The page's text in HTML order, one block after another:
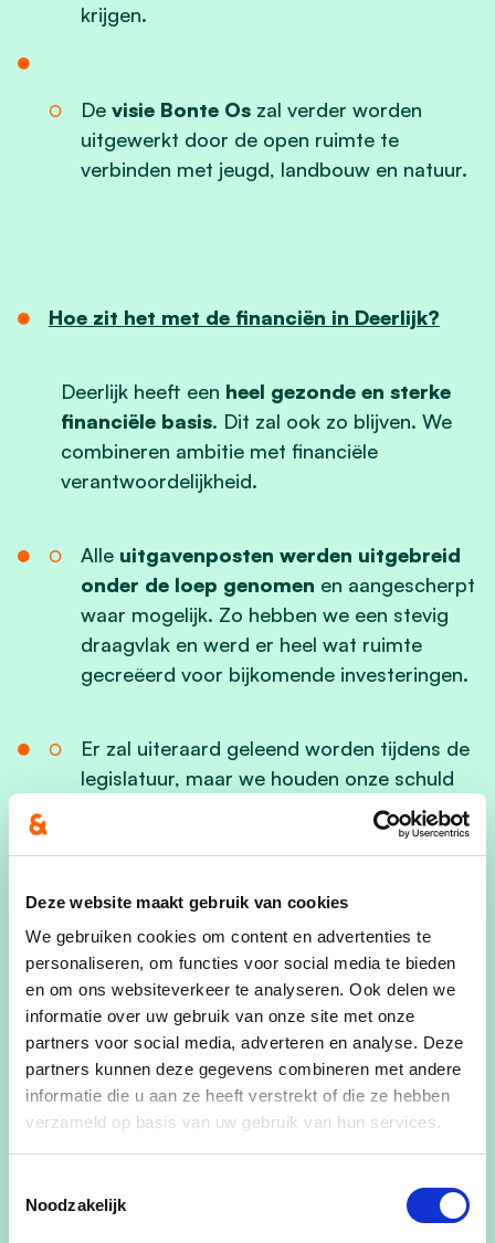
Deze website maakt gebruik van cookies
We gebruiken cookies om content en advertenties te
personaliseren, om functies voor social media te bieden
en om ons websiteverkeer te analyseren. Ook delen we
informatie over uw gebruik van onze site met onze
partners voor social media, adverteren en analyse. Deze
partners kunnen deze gegevens combineren met andere
informatie die u aan ze heeft verstrekt of die ze hebben
verzameld op basis van uw gebruik van hun services.
Noodzakelijk
krijgen.
De visie Bonte Oszal verder worden
uitgewerkt door de open ruimte te
verbinden met jeugd, landbouw en natuur.
Hoe zit het met de financiën in Deerlijk?
Deerlijk heeft een heel gezonde en sterke
financiële basis. Dit zal ook zo blijven. We
combineren ambitie met financiële
verantwoordelijkheid.
Alle uitgavenposten werden uitgebreid
onder de loep genomen en aangescherpt
waar mogelijk. Zo hebben we een stevig
draagvlak en werd er heel wat ruimte
gecreëerd voor bijkomende investeringen.
Er zal uiteraard geleend worden tijdens de
legislatuur, maar we houden onze schuld
onder de 1000 euro per inwoner. De
onder
gemiddelde van de Vlaamse steden en
gemeenten.
Ook de structurele draagkracht van de
geplande investeringen (= de
autofinancieringsmarge) blijft sterk positief
en biedt alle garanties voor toekomstige
investeringsdossiers in een volgende
legislatuur.
: Dit cijfer